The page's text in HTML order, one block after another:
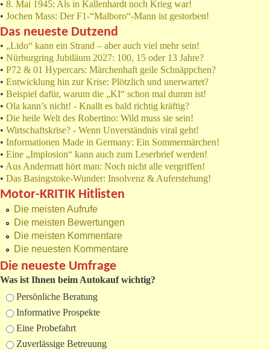
• 8. Mai 1945: Als in Kallenhardt noch Krieg war!
• Jochen Mass: Der F1-“Malboro“-Mann ist gestorben!
Das neueste Dutzend
• „Lido“ kann ein Strand – aber auch viel mehr sein!
• Nürburgring Jubiläum 2027: 100, 15 oder 13 Jahre?
• P72 & 01 Hypercars: Märchenhaft geile Schnäppchen?
• Entwicklung hin zur Krise: Plötzlich und unerwartet?
• Beispiel dafür, warum die „KI“ schon mal dumm ist!
• Ola kann’s nicht! - Knallt es bald richtig kräftig?
• Die heile Welt des Robertino: Wild muss sie sein!
• Wirtschaftskrise? - Wenn Unverständnis viral geht!
• Informationen Made in Germany: Ein Sommermärchen!
• Eine „Implosion“ kann auch zum Leserbrief werden!
• Aus Andermatt hört man: Noch nicht alle vergriffen!
• Das Basingstoke-Wunder: Insolvenz & Auferstehung!
Motor-KRITIK Hitlisten
Die meisten Aufrufe
Die meisten Bewertungen
Die meisten Kommentare
Die neuesten Kommentare
Die neueste Umfrage
Was ist Ihnen beim Autokauf wichtig?
Auswahlmöglichkeiten
Persönliche Beratung
Informative Prospekte
Eine Probefahrt
Zuverlässige Betreuung